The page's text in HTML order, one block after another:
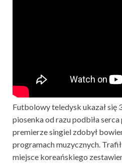
Futbolowy teledysk ukazał się
piosenka od razu podbiła
premierze singiel zdobył
programach muzycznych.
miejsce koreańskiego